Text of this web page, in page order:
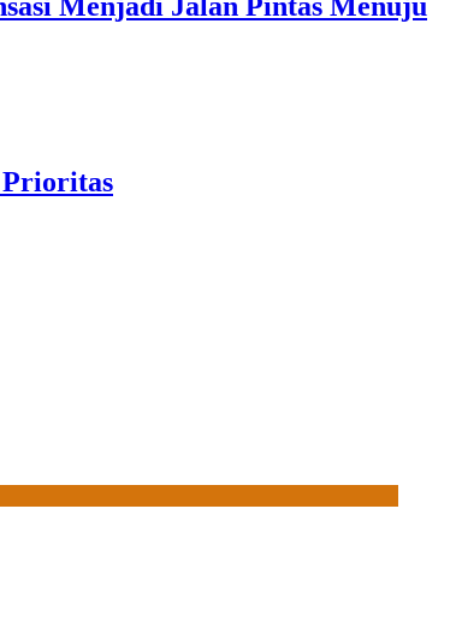
Menjadi Jalan Pintas Menuju
Prioritas